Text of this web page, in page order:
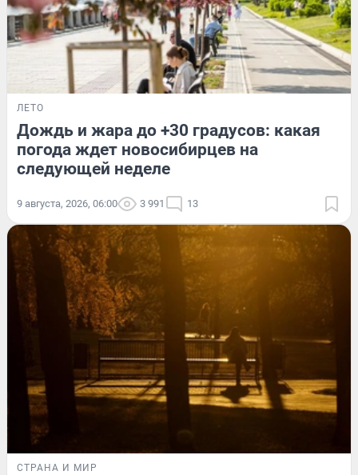
ЛЕТО
Дождь и жара до +30 градусов: какая
погода ждет новосибирцев на
следующей неделе
9 августа, 2026, 06:00 3 991 13
СТРАНА И МИР